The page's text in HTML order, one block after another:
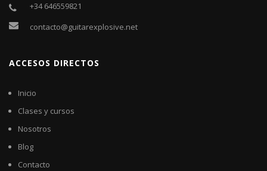
+34 646559821
contacto@guitarexplosive.net
ACCESOS DIRECTOS
Inicio
Clases y cursos
Nosotros
Blog
Contacto